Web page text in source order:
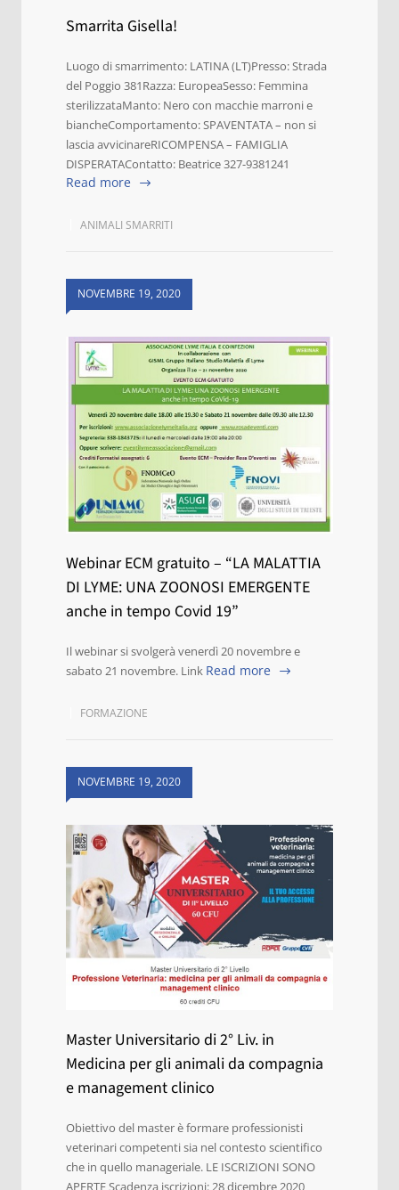
Smarrita Gisella!
Luogo di smarrimento: LATINA (LT)Presso: Strada
del Poggio 381Razza: EuropeaSesso: Femmina
sterilizzataManto: Nero con macchie marroni e
biancheComportamento: SPAVENTATA – non si
lascia avvicinareRICOMPENSA – FAMIGLIA
DISPERATAContatto: Beatrice 327-9381241
Read more
ANIMALI SMARRITI
NOVEMBRE 19, 2020
Webinar ECM gratuito – “LA MALATTIA
DI LYME: UNA ZOONOSI EMERGENTE
anche in tempo Covid 19”
Il webinar si svolgerà venerdì 20 novembre e
sabato 21 novembre. Link Read more
FORMAZIONE
NOVEMBRE 19, 2020
Master Universitario di 2° Liv. in
Medicina per gli animali da compagnia
e management clinico
Obiettivo del master è formare professionisti
veterinari competenti sia nel contesto scientifico
che in quello manageriale. LE ISCRIZIONI SONO
APERTE Scadenza iscrizioni: 28 dicembre 2020